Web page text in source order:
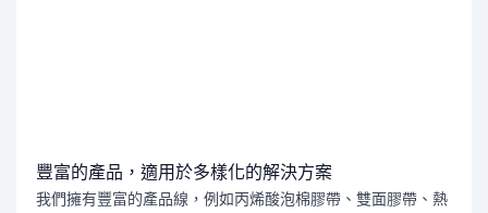
豐富的產品，適用於多樣化的解決方案
我們擁有豐富的產品線，例如丙烯酸泡棉膠帶、雙面膠帶、熱